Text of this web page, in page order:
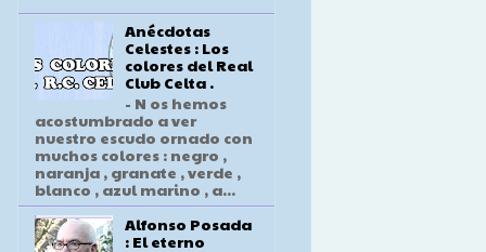
Anécdotas
Celestes : Los
colores del Real
Club Celta .
- N os hemos
acostumbrado a ver
nuestro escudo ornado con
muchos colores : negro ,
naranja , granate , verde ,
blanco , azul marino , a...
Alfonso Posada
: El eterno